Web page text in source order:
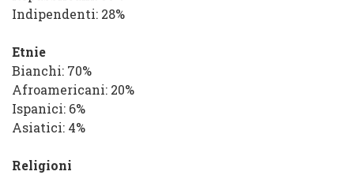
Indipendenti: 28%
Etnie
Bianchi: 70%
Afroamericani: 20%
Ispanici: 6%
Asiatici: 4%
Religioni